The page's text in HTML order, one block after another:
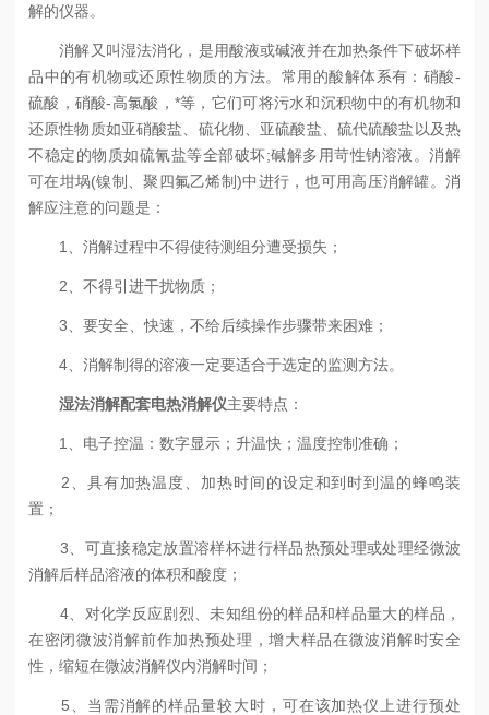
解的仪器。
消解又叫湿法消化，是用酸液或碱液并在加热条件下破坏样
品中的有机物或还原性物质的方法。常用的酸解体系有：硝酸-
硫酸，硝酸-高氯酸，*等，它们可将污水和沉积物中的有机物和
还原性物质如亚硝酸盐、硫化物、亚硫酸盐、硫代硫酸盐以及热
不稳定的物质如硫氰盐等全部破坏;碱解多用苛性钠溶液。消解
可在坩埚(镍制、聚四氟乙烯制)中进行，也可用高压消解罐。消
解应注意的问题是：
1、消解过程中不得使待测组分遭受损失；
2、不得引进干扰物质；
3、要安全、快速，不给后续操作步骤带来困难；
4、消解制得的溶液一定要适合于选定的监测方法。
湿法消解配套电热消解仪主要特点：
1、电子控温：数字显示；升温快；温度控制准确；
2、具有加热温度、加热时间的设定和到时到温的蜂鸣装
置；
3、可直接稳定放置溶样杯进行样品热预处理或处理经微波
消解后样品溶液的体积和酸度；
4、对化学反应剧烈、未知组份的样品和样品量大的样品，
在密闭微波消解前作加热预处理，增大样品在微波消解时安全
性，缩短在微波消解仪内消解时间；
5、当需消解的样品量较大时，可在该加热仪上进行预处